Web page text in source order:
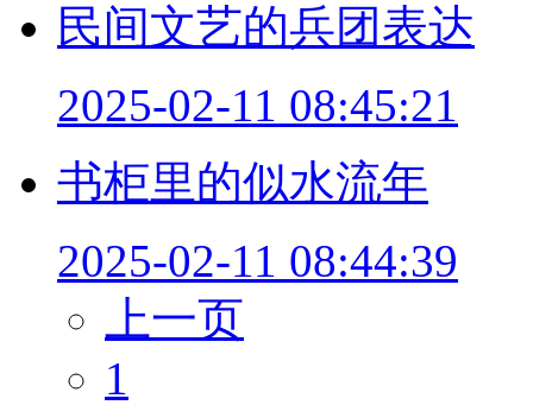
民间文艺的兵团表达
2025-02-11 08:45:21
书柜里的似水流年
2025-02-11 08:44:39
上一页
1